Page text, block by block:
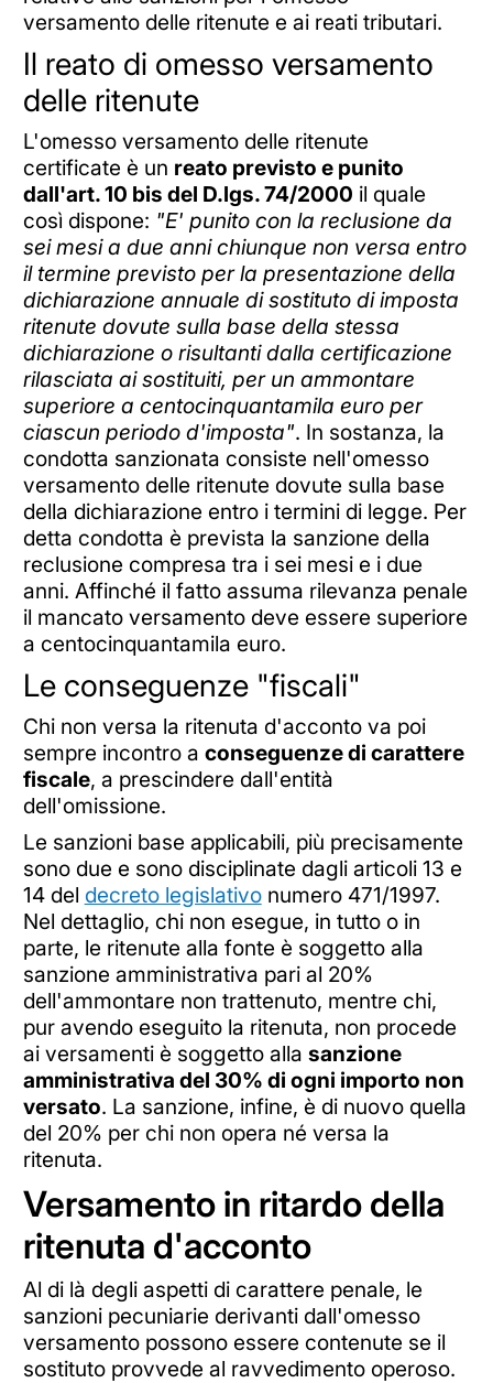
versamento delle ritenute e ai reati tributari.
Il reato di omesso versamento
delle ritenute
L'omesso versamento delle ritenute
certificate è un reato previsto e punito
dall'art. 10 bis del D.lgs. 74/2000 il quale
così dispone: "E' punito con la reclusione da
sei mesi a due anni chiunque non versa entro
il termine previsto per la presentazione della
dichiarazione annuale di sostituto di imposta
ritenute dovute sulla base della stessa
dichiarazione o risultanti dalla certificazione
rilasciata ai sostituiti, per un ammontare
superiore a centocinquantamila euro per
ciascun periodo d'imposta". In sostanza, la
condotta sanzionata consiste nell'omesso
versamento delle ritenute dovute sulla base
della dichiarazione entro i termini di legge. Per
detta condotta è prevista la sanzione della
reclusione compresa tra i sei mesi e i due
anni. Affinché il fatto assuma rilevanza penale
il mancato versamento deve essere superiore
a centocinquantamila euro.
Le conseguenze "fiscali"
Chi non versa la ritenuta d'acconto va poi
sempre incontro a conseguenze di carattere
fiscale, a prescindere dall'entità
dell'omissione.
Le sanzioni base applicabili, più precisamente
sono due e sono disciplinate dagli articoli 13 e
14 del decreto legislativonumero 471/1997.
Nel dettaglio, chi non esegue, in tutto o in
parte, le ritenute alla fonte è soggetto alla
sanzione amministrativa pari al 20%
dell'ammontare non trattenuto, mentre chi,
pur avendo eseguito la ritenuta, non procede
ai versamenti è soggetto alla sanzione
amministrativa del 30% di ogni importo non
versato. La sanzione, infine, è di nuovo quella
del 20% per chi non opera né versa la
ritenuta.
Versamento in ritardo della
ritenuta d'acconto
Al di là degli aspetti di carattere penale, le
sanzioni pecuniarie derivanti dall'omesso
versamento possono essere contenute se il
sostituto provvede al ravvedimento operoso.